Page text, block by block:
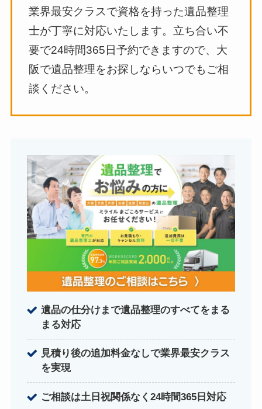
業界最安クラスで資格を持った遺品整理
士が丁寧に対応いたします。立ち合い不
要で24時間365日予約できますので、大
阪で遺品整理をお探しならいつでもご相
談ください。
遺品の仕分けまで遺品整理のすべてをまる
まる対応
見積り後の追加料金なしで業界最安クラス
を実現
ご相談は土日祝関係なく24時間365日対応